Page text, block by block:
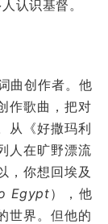
认识基督。
曲创作者。他
作歌曲，把对
从《好撒玛利
人在旷野漂流
，你想回埃及
Egypt），他
世界。但他的